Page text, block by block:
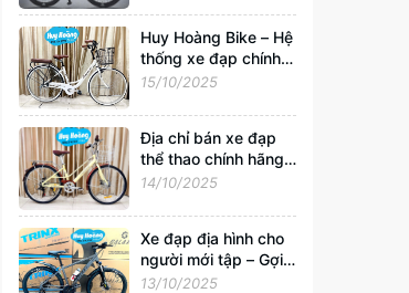
Nhất Tại
Xedapvip.com
Huy Hoàng Bike – Hệ
thống xe đạp chính
hãng hàng đầu Việt
15/10/2025
Địa chỉ bán xe đạp
thể thao chính hãng,
giá tốt nhất Hà Nội
14/10/2025
Xe đạp địa hình cho
người mới tập – Gợi ý
chọn xe tốt, giá chỉ
13/10/2025